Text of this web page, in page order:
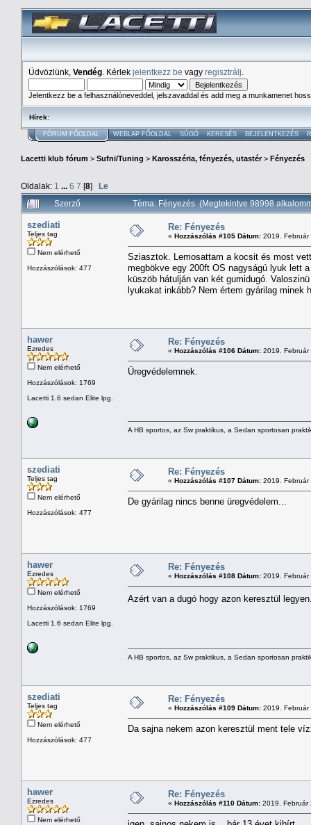
Üdvözlünk, Vendég . Kérlek jelentkezz be vagy regisztrálj
Jelentkezz be a felhasználóneveddel, jelszavaddal és add meg a munkamenet
Hírek:
FÓRUM FŐOLDAL WEBLAP FŐOLDAL SÚGÓ KERESÉS BEJELENTKEZÉS
Lacetti klub fórum > Sufni/Tuning > Karosszéria, fényezés, utastér> Fényezés
Oldalak: 1 ... 6 7 [8] Le
Szerző
Téma: Fényezés (Megtekintve 98998
szediati
Teljes tag
Nem elérhető
Hozzászólások: 477
Re: Fényezés
« Hozzászólás #105 Dátum: 2019.
Sziasztok. Lemosattam a kocsit és most
megbökve egy 200ft OS nagyságú lyuk lett
küszöb hátulján van két gumidugó.
lyukakat inkább? Nem értem gyárilag minek
hawer
Ezredes
Nem elérhető
Hozzászólások: 1769
Lacetti 1.6 sedan Elite lpg.
Re: Fényezés
« Hozzászólás #106 Dátum: 2019.
Üregvédelemnek.
A HB sportos, az Sw praktikus, a Sedan sportosan
szediati
Teljes tag
Nem elérhető
Hozzászólások: 477
Re: Fényezés
« Hozzászólás #107 Dátum: 2019.
De gyárilag nincs benne üregvédelem...
hawer
Ezredes
Nem elérhető
Hozzászólások: 1769
Lacetti 1.6 sedan Elite lpg.
Re: Fényezés
« Hozzászólás #108 Dátum: 2019.
Azért van a dugó hogy azon keresztül
A HB sportos, az Sw praktikus, a Sedan sportosan
szediati
Teljes tag
Nem elérhető
Hozzászólások: 477
Re: Fényezés
« Hozzászólás #109 Dátum: 2019.
Da sajna nekem azon keresztül ment tele
hawer
Ezredes
Nem elérhető
Re: Fényezés
« Hozzászólás #110 Dátum: 2019. Február